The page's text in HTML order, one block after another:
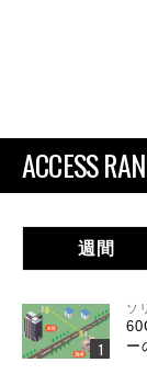
ACCESS
週間
ソ
ー